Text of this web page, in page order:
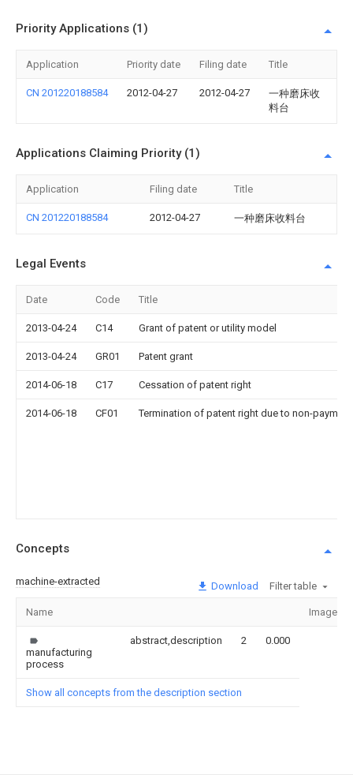
Priority Applications (1)
Application Priority date Filing date Title
CN 201220188584 2012-04-27 2012-04-27
一种磨床收
料台
Applications Claiming Priority (1)
Application Filing date Title
CN 201220188584 2012-04-27 一种磨床收料台
Legal Events
Date Code Title
2013-04-24 C14 Grant of patent or utility model
2013-04-24 GR01 Patent grant
2014-06-18 C17 Cessation of patent right
2014-06-18 CF01 Termination of patent right due to non-
Concepts
machine-extracted Download Filter table
Name Image
manufacturing
process
abstract,description 2 0.000
Show all concepts from the description section